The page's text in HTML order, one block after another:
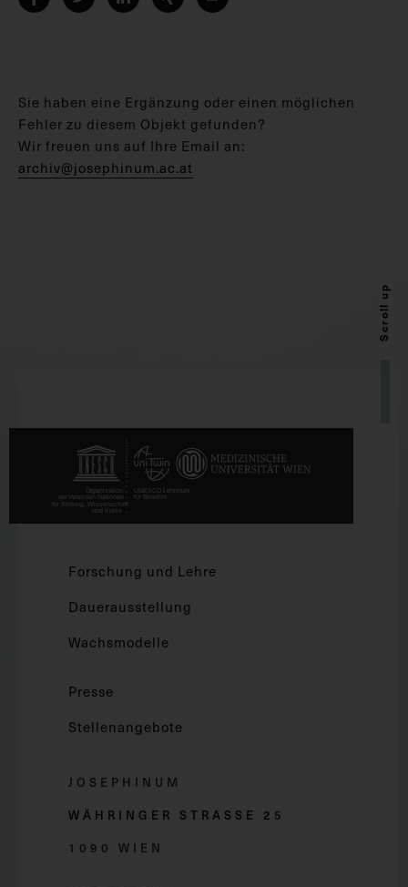
Sie haben eine Ergänzung oder einen möglichen
Fehler zu diesem Objekt gefunden?
Wir freuen uns auf Ihre Email an:
archiv@josephinum.ac.at
Scroll up
Forschung und Lehre
Dauerausstellung
Wachsmodelle
Presse
Stellenangebote
JOSEPHINUM
WÄHRINGER STRASSE 2 5
1090 WIEN